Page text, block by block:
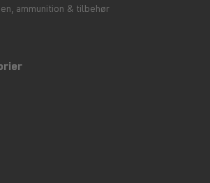
ammunition & tilbehør